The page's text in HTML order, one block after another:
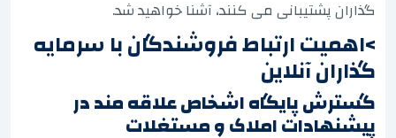
گذاران پشتیبانی می کنند، آشنا خواهید شد.
>اهمیت ارتباط فروشندگان با سرمایه
گذاران آنلاین
گسترش پایگاه اشخاص علاقه مند در
پیشنهادات املاک و مستغلات